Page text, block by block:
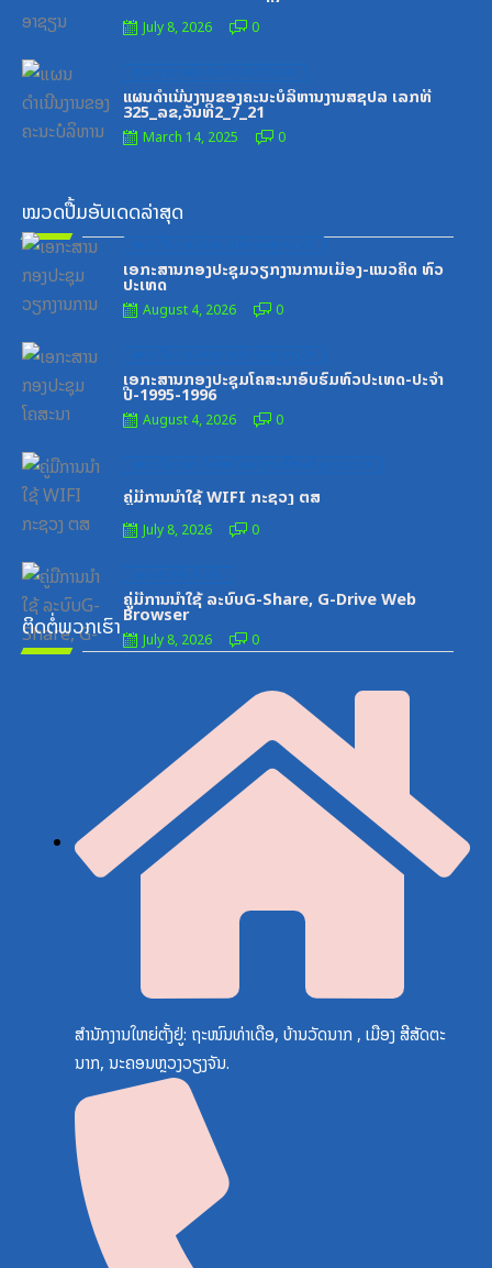
July 8, 2026 0
ແຜນດຳເນີນງານຂອງຄະນະບໍລິຫານງານສຊປລ ເລກທີ
325_ລຂ,ວັນທີ2_7_21
on
March 14, 2025 0
ໝວດປື້ມອັບເດດລ່າສຸດ
ເອກະສານກອງປະຊຸມວຽກງານການເມືອງ-ແນວຄິດ ທົ່ວ
ປະເທດ
on
August 4, 2026 0
ເອກະສານກອງປະຊຸມໂຄສະນາອົບຮົມທົ່ວປະເທດ-ປະຈໍາ
ປີ-1995-1996
on
August 4, 2026 0
ຄູ່ມືການນຳໃຊ້ WIFI ກະຊວງ ຕສ
July 8, 2026 0
ຄູ່ມືການນຳໃຊ້ ລະບົບG-Share, G-Drive Web
Browser
on
July 8, 2026 0
ຕິດຕໍ່ພວກເຮົາ
ສຳນັກງານໃຫຍ່ຕັ້ງຢູ່: ຖະໜົນທ່າເດືອ, ບ້ານວັດນາກ , ເມືອງ ສີສັດຕະ
ນາກ, ນະຄອນຫຼວງວຽງຈັນ.